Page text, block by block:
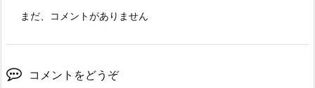
まだ、コメントがありません
コメントをどうぞ